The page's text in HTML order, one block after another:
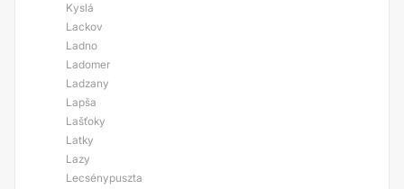
Kyslá
Lackov
Ladno
Ladomer
Ladzany
Lapša
Lašťoky
Latky
Lazy
Lecsénypuszta